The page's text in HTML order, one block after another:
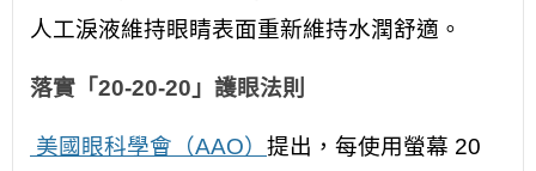
人工淚液維持眼睛表面重新維持水潤舒適。
落實「20-20-20」護眼法則
美國眼科學會（AAO） 提出，每使用螢幕 20